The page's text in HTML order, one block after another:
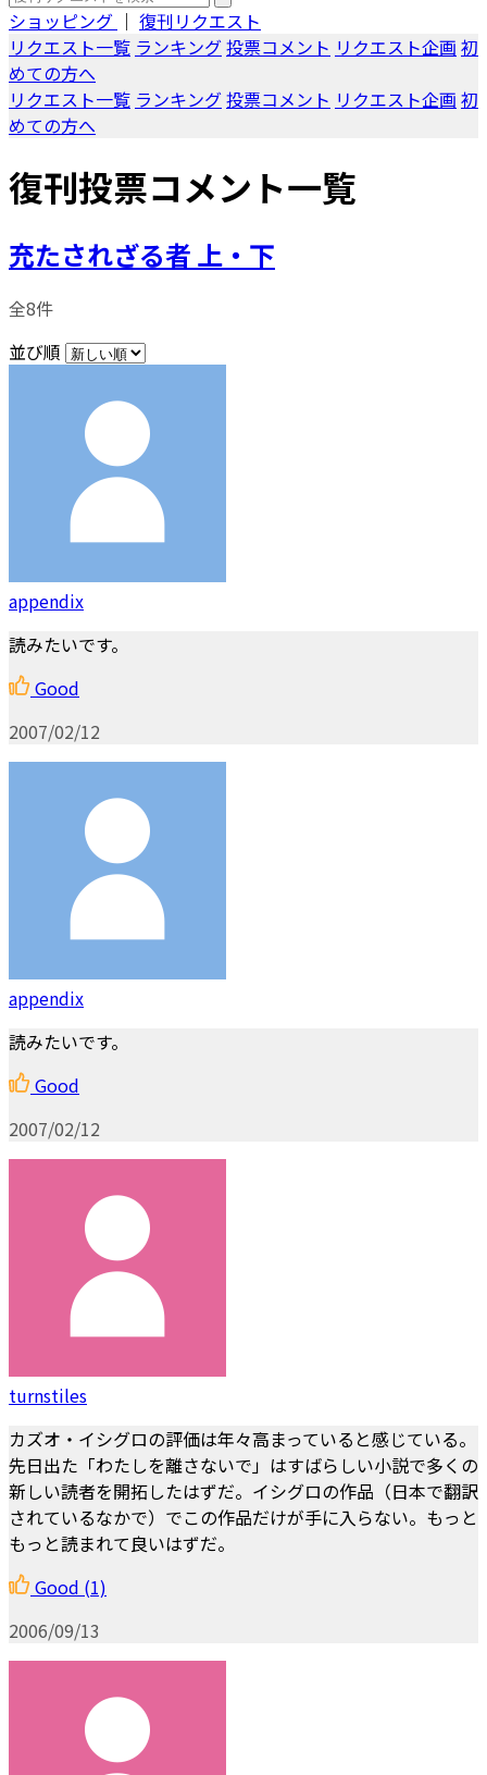
ショッピング ｜ 復刊リクエスト
リクエスト一覧 ランキング投票コメント リクエスト企画 初
めての方へ
リクエスト一覧 ランキング投票コメント リクエスト企画 初
めての方へ
復刊投票コメント一覧
充たされざる者 上・下
全8件
並び順
appendix
読みたいです。
Good
2007/02/12
appendix
読みたいです。
Good
2007/02/12
turnstiles
カズオ・イシグロの評価は年々高まっていると感じている。
先日出た「わたしを離さないで」はすばらしい小説で多くの
新しい読者を開拓したはずだ。イシグロの作品（日本で翻訳
されているなかで）でこの作品だけが手に入らない。もっと
もっと読まれて良いはずだ。
Good (1)
2006/09/13